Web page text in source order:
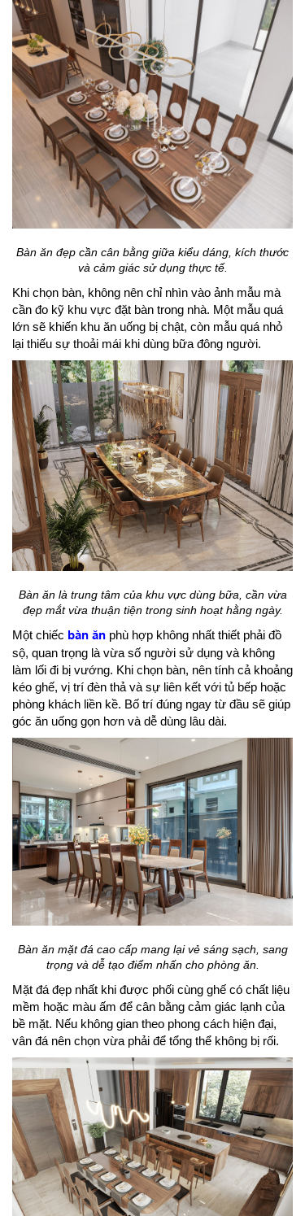
Bàn ăn đẹp cần cân bằng giữa kiểu dáng, kích thước
và cảm giác sử dụng thực tế.
Khi chọn bàn, không nên chỉ nhìn vào ảnh mẫu mà
cần đo kỹ khu vực đặt bàn trong nhà. Một mẫu quá
lớn sẽ khiến khu ăn uống bị chật, còn mẫu quá nhỏ
lại thiếu sự thoải mái khi dùng bữa đông người.
Bàn ăn là trung tâm của khu vực dùng bữa, cần vừa
đẹp mắt vừa thuận tiện trong sinh hoạt hằng ngày.
Một chiếc bàn ăn phù hợp không nhất thiết phải đồ
sộ, quan trọng là vừa số người sử dụng và không
làm lối đi bị vướng. Khi chọn bàn, nên tính cả khoảng
kéo ghế, vị trí đèn thả và sự liên kết với tủ bếp hoặc
phòng khách liền kề. Bố trí đúng ngay từ đầu sẽ giúp
góc ăn uống gọn hơn và dễ dùng lâu dài.
Bàn ăn mặt đá cao cấp mang lại vẻ sáng sạch, sang
trọng và dễ tạo điểm nhấn cho phòng ăn.
Mặt đá đẹp nhất khi được phối cùng ghế có chất liệu
mềm hoặc màu ấm để cân bằng cảm giác lạnh của
bề mặt. Nếu không gian theo phong cách hiện đại,
vân đá nên chọn vừa phải để tổng thể không bị rối.